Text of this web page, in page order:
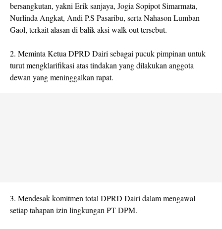
bersangkutan, yakni Erik sanjaya, Jogia Sopipot Simarmata,
Nurlinda Angkat, Andi P.S Pasaribu, serta Nahason Lumban
Gaol, terkait alasan di balik aksi walk out tersebut.
2. Meminta Ketua DPRD Dairi sebagai pucuk pimpinan untuk
turut mengklarifikasi atas tindakan yang dilakukan anggota
dewan yang meninggalkan rapat.
3. Mendesak komitmen total DPRD Dairi dalam mengawal
setiap tahapan izin lingkungan PT DPM.